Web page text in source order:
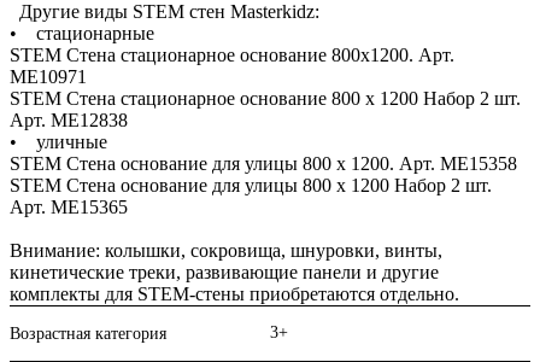
Другие виды STEM стен Masterkidz:
• стационарные
STEM Стена стационарное основание 800х1200. Арт.
ME10971
STEM Стена стационарное основание 800 x 1200 Набор 2 шт.
Арт. ME12838
• уличные
STEM Стена основание для улицы 800 x 1200. Арт. ME15358
STEM Стена основание для улицы 800 x 1200 Набор 2 шт.
Арт. ME15365
Внимание: колышки, сокровища, шнуровки, винты,
кинетические треки, развивающие панели и другие
комплекты для STEM-стены приобретаются отдельно.
Возрастная категория 3+